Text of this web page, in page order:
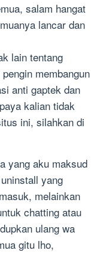
salam hangat
lancar dan
lain tentang
membangun
anti gaptek dan
kalian tidak
ini, silahkan di
yang aku maksud
yang
melainkan
chatting atau
ulang wa
gitu lho,